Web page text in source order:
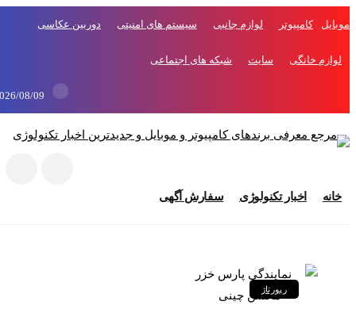
موبایل کامپیوتر لوازم جانبی سیستم های امنیتی دوربین عکاسی
لوازم خانگی سایت شبکه های اجتماعی
2026/08/09
خانه اخبار تکنولوژی سفارش آگهی
رپورتاژ